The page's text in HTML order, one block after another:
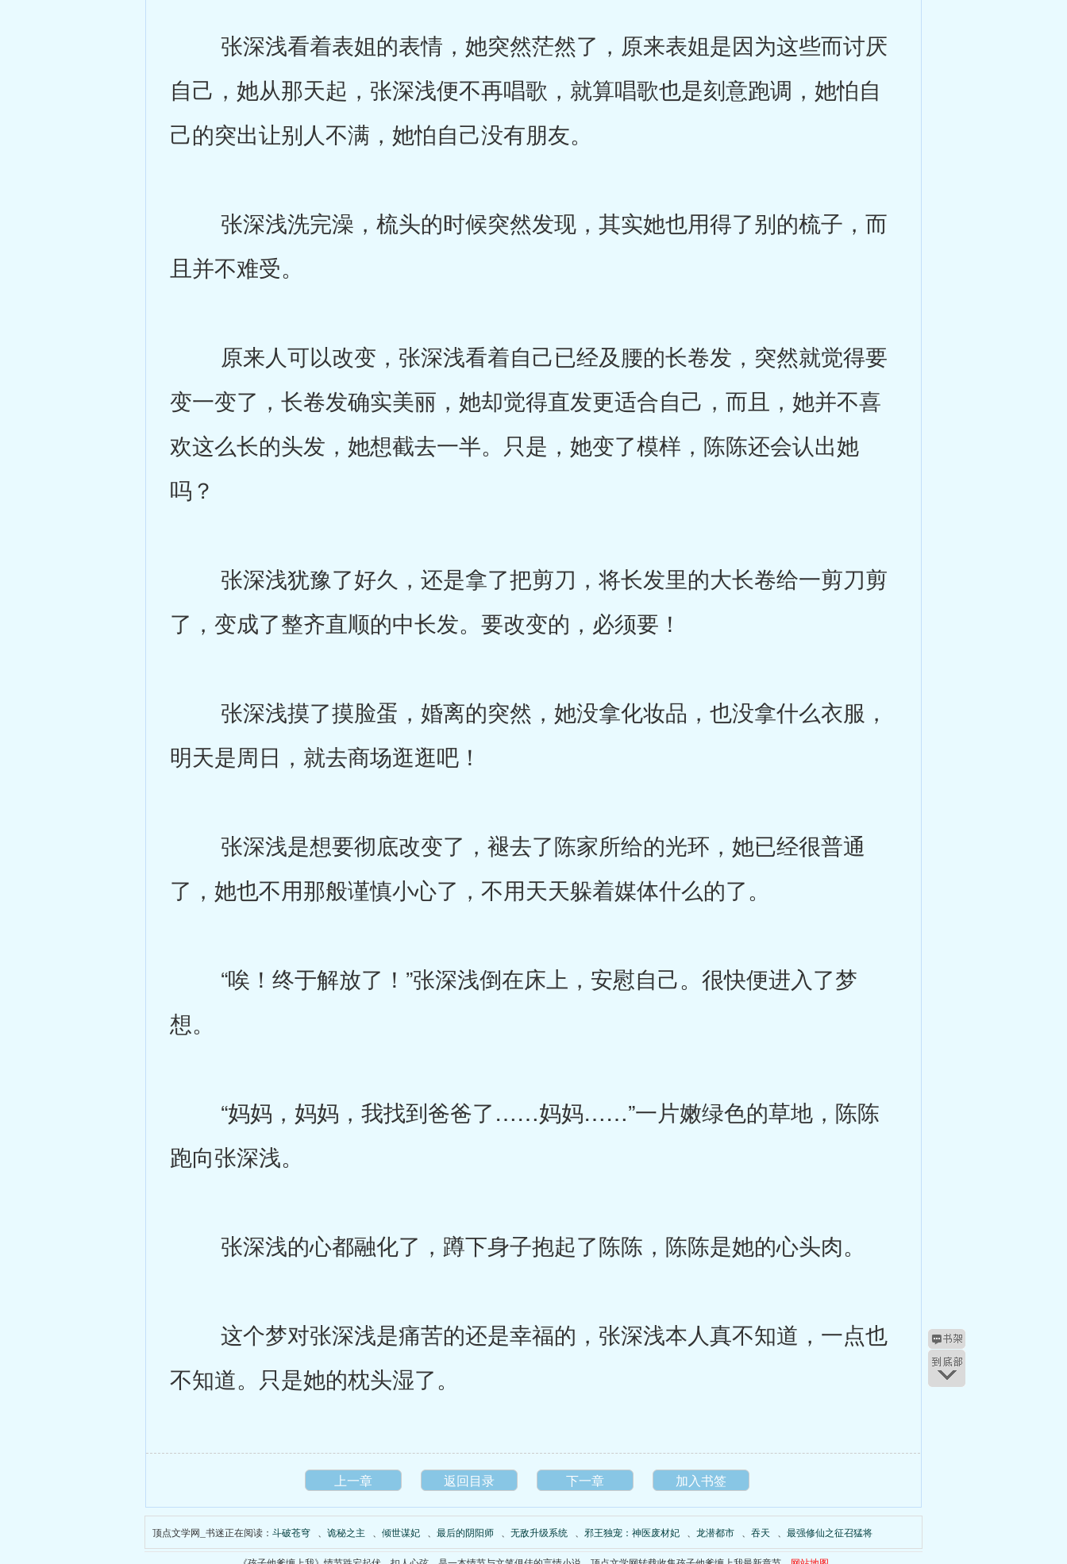
张深浅看着表姐的表情，她突然茫然了，原来表姐是因为这些而讨厌
自己，她从那天起，张深浅便不再唱歌，就算唱歌也是刻意跑调，她怕自
己的突出让别人不满，她怕自己没有朋友。
张深浅洗完澡，梳头的时候突然发现，其实她也用得了别的梳子，而
且并不难受。
原来人可以改变，张深浅看着自己已经及腰的长卷发，突然就觉得要
变一变了，长卷发确实美丽，她却觉得直发更适合自己，而且，她并不喜
欢这么长的头发，她想截去一半。只是，她变了模样，陈陈还会认出她
吗？
张深浅犹豫了好久，还是拿了把剪刀，将长发里的大长卷给一剪刀剪
了，变成了整齐直顺的中长发。要改变的，必须要！
张深浅摸了摸脸蛋，婚离的突然，她没拿化妆品，也没拿什么衣服，
明天是周日，就去商场逛逛吧！
张深浅是想要彻底改变了，褪去了陈家所给的光环，她已经很普通
了，她也不用那般谨慎小心了，不用天天躲着媒体什么的了。
“唉！终于解放了！”张深浅倒在床上，安慰自己。很快便进入了梦
想。
“妈妈，妈妈，我找到爸爸了……妈妈……”一片嫩绿色的草地，陈陈
跑向张深浅。
张深浅的心都融化了，蹲下身子抱起了陈陈，陈陈是她的心头肉。
这个梦对张深浅是痛苦的还是幸福的，张深浅本人真不知道，一点也
不知道。只是她的枕头湿了。
上一章 返回目录 下一章 加入书签
顶点文学网_书迷正在阅读： 斗破苍穹 诡秘之主 倾世谋妃 最后的阴阳师 无敌升级系统 邪王独宠：神医废材妃 龙潜都市 吞天 最强修仙之征召猛将